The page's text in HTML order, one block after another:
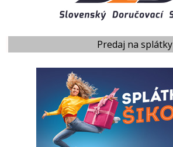
Predaj na splátky